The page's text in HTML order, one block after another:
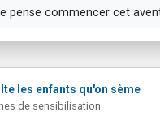
pense commencer cet
les enfants qu'on sème
de sensibilisation